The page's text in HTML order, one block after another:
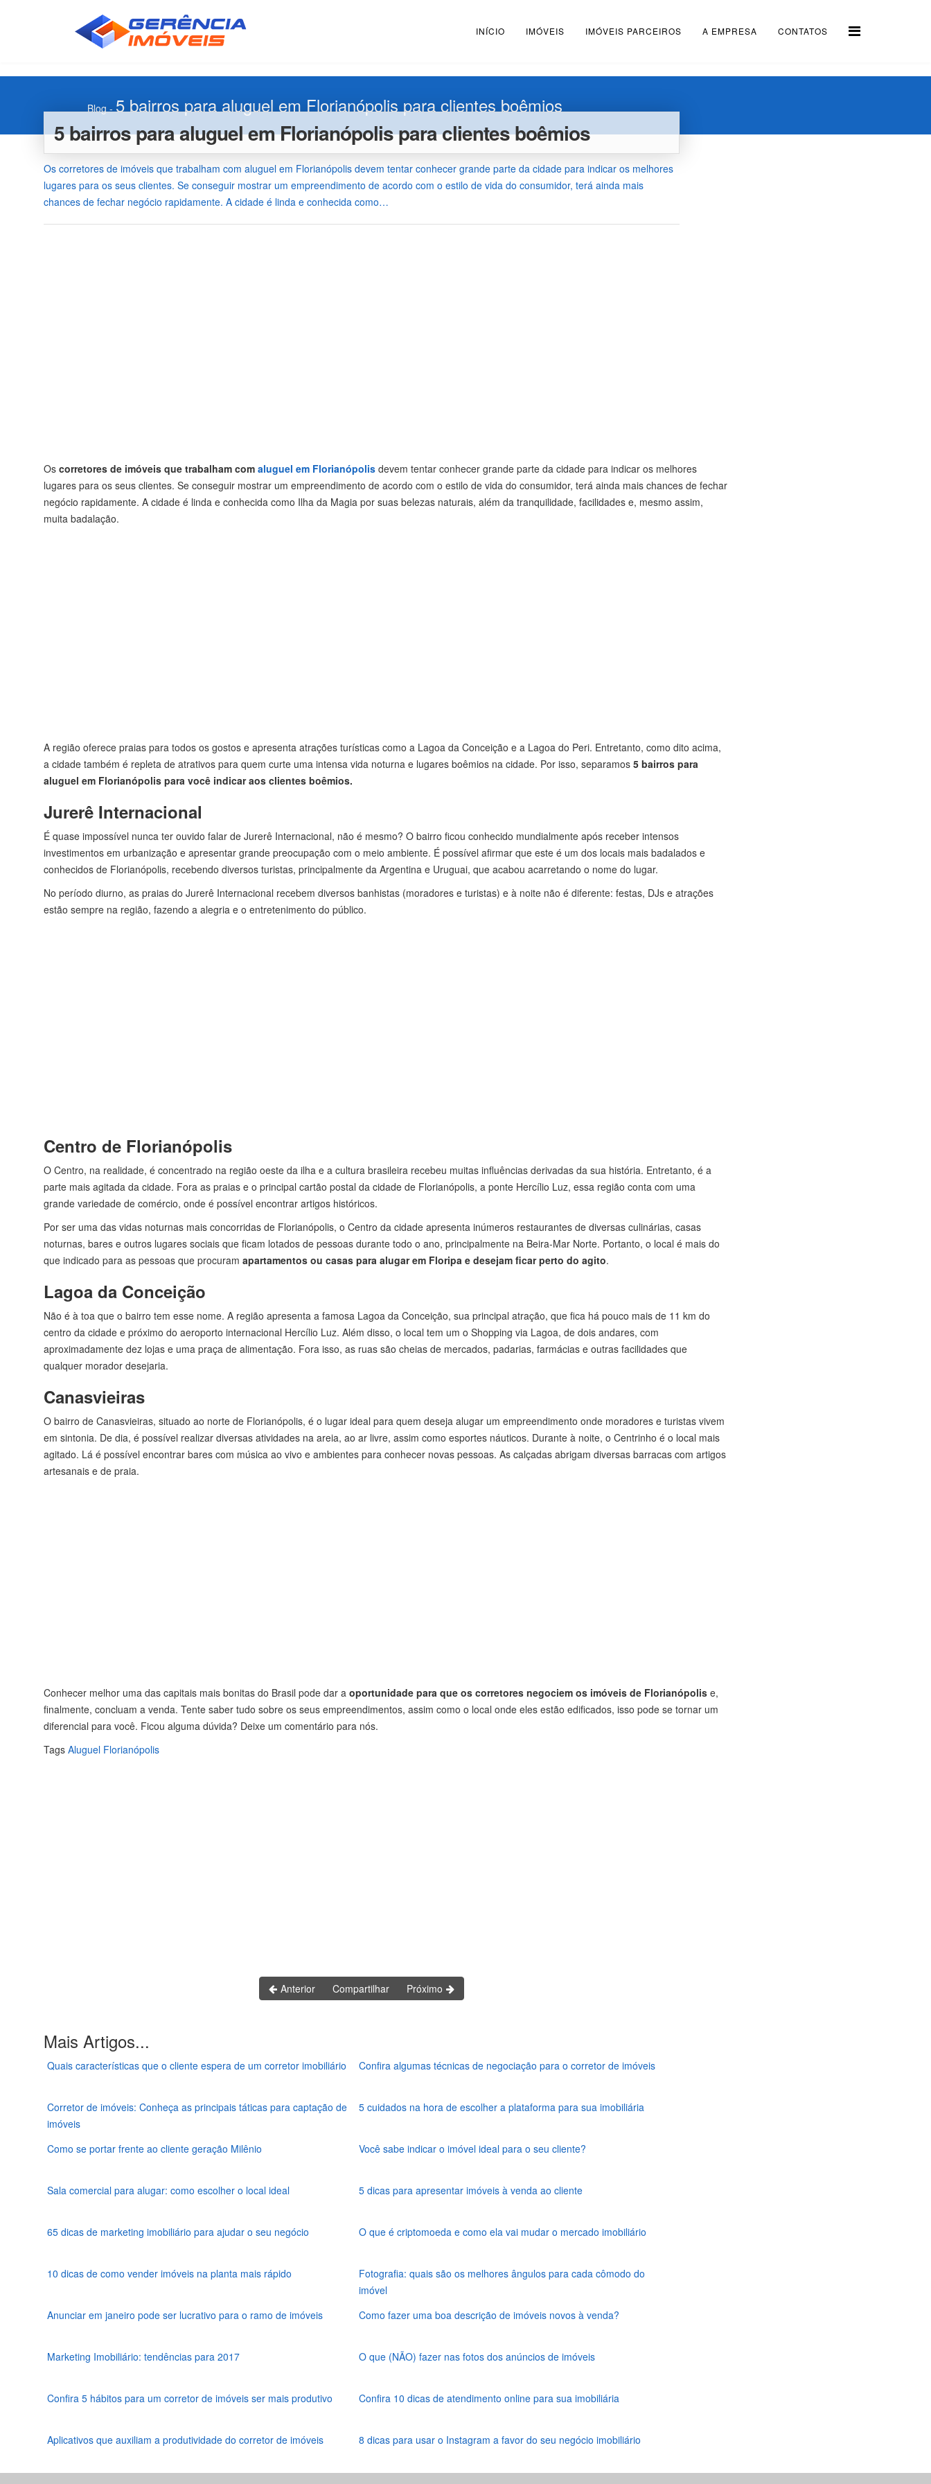
INÍCIO IMÓVEIS IMÓVEIS PARCEIROS A EMPRESA CONTATOS
Blog-5 bairros para aluguel em Florianópolis para clientes boêmios
5 bairros para aluguel em Florianópolis para clientes boêmios
Os corretores de imóveis que trabalham com aluguel em Florianópolis devem tentar conhecer grande parte da cidade para indicar os melhores
lugares para os seus clientes. Se conseguir mostrar um empreendimento de acordo com o estilo de vida do consumidor, terá ainda mais
chances de fechar negócio rapidamente. A cidade é linda e conhecida como…
Os corretores de imóveis que trabalham com aluguel em Florianópolisdevem tentar conhecer grande parte da cidade para indicar os melhores
lugares para os seus clientes. Se conseguir mostrar um empreendimento de acordo com o estilo de vida do consumidor, terá ainda mais chances de fechar
negócio rapidamente. A cidade é linda e conhecida como Ilha da Magia por suas belezas naturais, além da tranquilidade, facilidades e, mesmo assim,
muita badalação.
A região oferece praias para todos os gostos e apresenta atrações turísticas como a Lagoa da Conceição e a Lagoa do Peri. Entretanto, como dito acima,
a cidade também é repleta de atrativos para quem curte uma intensa vida noturna e lugares boêmios na cidade. Por isso, separamos 5 bairros para
aluguel em Florianópolis para você indicar aos clientes boêmios.
Jurerê Internacional
É quase impossível nunca ter ouvido falar de Jurerê Internacional, não é mesmo? O bairro ficou conhecido mundialmente após receber intensos
investimentos em urbanização e apresentar grande preocupação com o meio ambiente. É possível afirmar que este é um dos locais mais badalados e
conhecidos de Florianópolis, recebendo diversos turistas, principalmente da Argentina e Uruguai, que acabou acarretando o nome do lugar.
No período diurno, as praias do Jurerê Internacional recebem diversos banhistas (moradores e turistas) e à noite não é diferente: festas, DJs e atrações
estão sempre na região, fazendo a alegria e o entretenimento do público.
Centro de Florianópolis
O Centro, na realidade, é concentrado na região oeste da ilha e a cultura brasileira recebeu muitas influências derivadas da sua história. Entretanto, é a
parte mais agitada da cidade. Fora as praias e o principal cartão postal da cidade de Florianópolis, a ponte Hercílio Luz, essa região conta com uma
grande variedade de comércio, onde é possível encontrar artigos históricos.
Por ser uma das vidas noturnas mais concorridas de Florianópolis, o Centro da cidade apresenta inúmeros restaurantes de diversas culinárias, casas
noturnas, bares e outros lugares sociais que ficam lotados de pessoas durante todo o ano, principalmente na Beira-Mar Norte. Portanto, o local é mais do
que indicado para as pessoas que procuram apartamentos ou casas para alugar em Floripa e desejam ficar perto do agito.
Lagoa da Conceição
Não é à toa que o bairro tem esse nome. A região apresenta a famosa Lagoa da Conceição, sua principal atração, que fica há pouco mais de 11 km do
centro da cidade e próximo do aeroporto internacional Hercílio Luz. Além disso, o local tem um o Shopping via Lagoa, de dois andares, com
aproximadamente dez lojas e uma praça de alimentação. Fora isso, as ruas são cheias de mercados, padarias, farmácias e outras facilidades que
qualquer morador desejaria.
Canasvieiras
O bairro de Canasvieiras, situado ao norte de Florianópolis, é o lugar ideal para quem deseja alugar um empreendimento onde moradores e turistas vivem
em sintonia. De dia, é possível realizar diversas atividades na areia, ao ar livre, assim como esportes náuticos. Durante à noite, o Centrinho é o local mais
agitado. Lá é possível encontrar bares com música ao vivo e ambientes para conhecer novas pessoas. As calçadas abrigam diversas barracas com artigos
artesanais e de praia.
Conhecer melhor uma das capitais mais bonitas do Brasil pode dar a oportunidade para que os corretores negociem os imóveis de Florianópolise,
finalmente, concluam a venda. Tente saber tudo sobre os seus empreendimentos, assim como o local onde eles estão edificados, isso pode se tornar um
diferencial para você. Ficou alguma dúvida? Deixe um comentário para nós.
Tags Aluguel Florianópolis
Anterior Compartilhar Próximo
Mais Artigos...
Quais características que o cliente espera de um corretor imobiliário Confira algumas técnicas de negociação para o corretor de imóveis
Corretor de imóveis: Conheça as principais táticas para captação de
imóveis
5 cuidados na hora de escolher a plataforma para sua imobiliária
Como se portar frente ao cliente geração Milênio Você sabe indicar o imóvel ideal para o seu cliente?
Sala comercial para alugar: como escolher o local ideal 5 dicas para apresentar imóveis à venda ao cliente
65 dicas de marketing imobiliário para ajudar o seu negócio O que é criptomoeda e como ela vai mudar o mercado imobiliário
10 dicas de como vender imóveis na planta mais rápido
Fotografia: quais são os melhores ângulos para cada cômodo do
imóvel
Anunciar em janeiro pode ser lucrativo para o ramo de imóveis
Como fazer uma boa descrição de imóveis novos à venda?
Marketing Imobiliário: tendências para 2017 O que (NÃO) fazer nas fotos dos anúncios de imóveis
Confira 5 hábitos para um corretor de imóveis ser mais produtivo Confira 10 dicas de atendimento online para sua imobiliária
Aplicativos que auxiliam a produtividade do corretor de imóveis 8 dicas para usar o Instagram a favor do seu negócio imobiliário